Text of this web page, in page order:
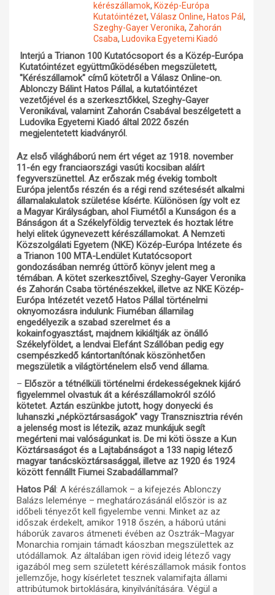
Műhelymunkák
kérészállamok, Közép-Európa
Kutatóintézet, Válasz Online, Hatos Pál ,
Szeghy-Gayer Veronika, Zahorán
Csaba, Ludovika Egyetemi Kiadó
Interjú a Trianon 100 Kutatócsoport és a Közép-Európa
Kutatóintézet együttműködésében megszületett,
"Kérészállamok" című kötetről a Válasz Online-on.
Ablonczy Bálint Hatos Pállal, a kutatóintézet
vezetőjével és a szerkesztőkkel, Szeghy-Gayer
Veronikával, valamint Zahorán Csabával beszélgetett a
Ludovika Egyetemi Kiadó által 2022 őszén
megjelentetett kiadványról.
Az első világháború nem ért véget az 1918. november
11-én egy franciaországi vasúti kocsiban aláírt
fegyverszünettel. Az erőszak még évekig tombolt
Európa jelentős részén és a régi rend szétesését alkalmi
államalakulatok születése kísérte. Különösen így volt ez
a Magyar Királyságban, ahol Fiumétől a Kunságon és a
Bánságon át a Székelyföldig terveztek és hoztak létre
helyi elitek úgynevezett kérészállamokat. A Nemzeti
Közszolgálati Egyetem (NKE) Közép-Európa Intézete és
a Trianon 100 MTA-Lendület Kutatócsoport
gondozásában nemrég úttörő könyv jelent meg a
témában. A kötet szerkesztőivel, Szeghy-Gayer Veronika
és Zahorán Csaba történészekkel, illetve az NKE Közép-
Európa Intézetét vezető Hatos Pállal történelmi
oknyomozásra indulunk: Fiuméban államilag
engedélyezik a szabad szerelmet és a
kokainfogyasztást, majdnem kikiáltják az önálló
Székelyföldet, a lendvai Elefánt Szállóban pedig egy
csempészkedő kántortanítónak köszönhetően
megszületik a világtörténelem első vend állama.
– Először a tétnélküli történelmi érdekességeknek kijáró
figyelemmel olvastuk át a kérészállamokról szóló
kötetet. Aztán eszünkbe jutott, hogy donyecki és
luhanszki „népköztársaságok” vagy Transznisztria révén
a jelenség most is létezik, azaz munkájuk segít
megérteni mai valóságunkat is. De mi köti össze a Kun
Köztársaságot és a Lajtabánságot a 133 napig létező
magyar tanácsköztársasággal, illetve az 1920 és 1924
között fennállt Fiumei Szabadállammal?
Hatos Pál: A kérészállamok – a kifejezés Ablonczy
Balázs leleménye – meghatározásánál először is az
időbeli tényezőt kell figyelembe venni. Minket az az
időszak érdekelt, amikor 1918 őszén, a háború utáni
háborúk zavaros átmeneti évében az Osztrák–Magyar
Monarchia romjain támadt káoszban megszülettek az
utódállamok. Az általában igen rövid ideig létező vagy
igazából meg sem született kérészállamok másik fontos
jellemzője, hogy kísérletet tesznek valamifajta állami
attribútumok birtoklására, kinyilvánítására. Végül a